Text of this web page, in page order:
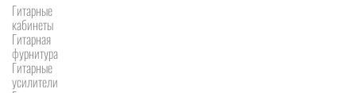
Гитарные
кабинеты
Гитарная
фурнитура
Гитарные
усилители